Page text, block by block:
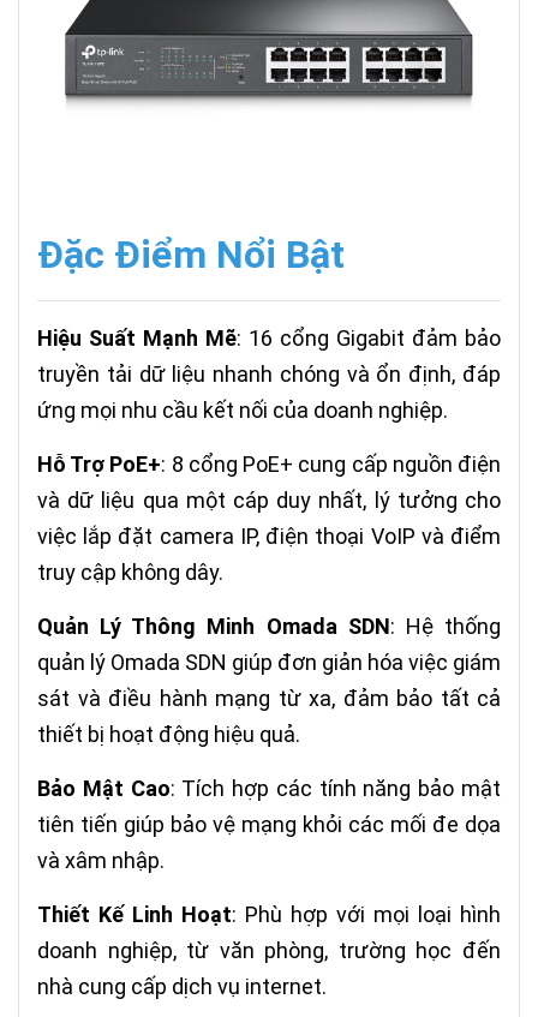
Đặc Điểm Nổi Bật
Hiệu Suất Mạnh Mẽ: 16 cổng Gigabit đảm bảo
truyền tải dữ liệu nhanh chóng và ổn định, đáp
ứng mọi nhu cầu kết nối của doanh nghiệp.
Hỗ Trợ PoE+: 8 cổng PoE+ cung cấp nguồn điện
và dữ liệu qua một cáp duy nhất, lý tưởng cho
việc lắp đặt camera IP, điện thoại VoIP và điểm
truy cập không dây.
Quản Lý Thông Minh Omada SDN: Hệ thống
quản lý Omada SDN giúp đơn giản hóa việc giám
sát và điều hành mạng từ xa, đảm bảo tất cả
thiết bị hoạt động hiệu quả.
Bảo Mật Cao: Tích hợp các tính năng bảo mật
tiên tiến giúp bảo vệ mạng khỏi các mối đe dọa
và xâm nhập.
Thiết Kế Linh Hoạt: Phù hợp với mọi loại hình
doanh nghiệp, từ văn phòng, trường học đến
nhà cung cấp dịch vụ internet.